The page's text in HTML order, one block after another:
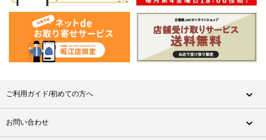
ご利用ガイド/初めての方へ
お問い合わせ